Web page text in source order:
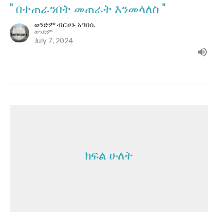
" በተጠራንበት መጠራት እንመላለስ "
ወንድም ብርሀኑ አንበሴ
ወንድም
July 7, 2024
ክፍል ሁለት